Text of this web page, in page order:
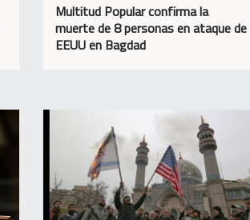
Multitud Popular confirma la
muerte de 8 personas en ataque de
EEUU en Bagdad